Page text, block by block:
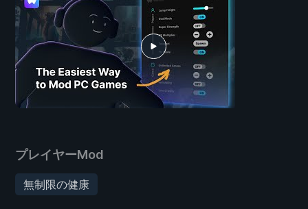
プレイヤーMod
無制限の健康